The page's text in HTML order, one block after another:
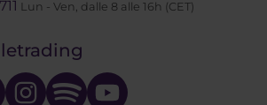
Lun - Ven, dalle 8 alle 16h (CET)